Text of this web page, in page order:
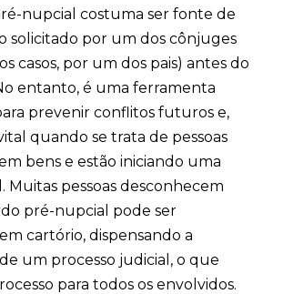
nupcial costuma ser fonte de
solicitado por um dos cônjuges
casos, por um dos pais) antes do
entanto, é uma ferramenta
prevenir conflitos futuros e,
quando se trata de pessoas
bens e estão iniciando uma
Muitas pessoas desconhecem
pré-nupcial pode ser
cartório, dispensando a
um processo judicial, o que
para todos os envolvidos.